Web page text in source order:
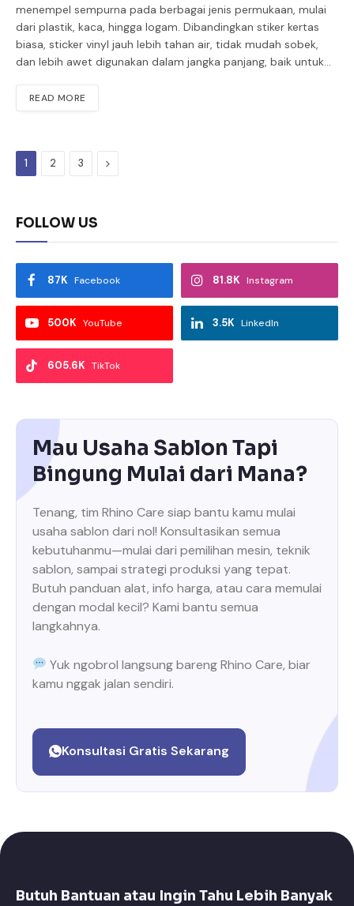
menempel sempurna pada berbagai jenis permukaan, mulai
dari plastik, kaca, hingga logam. Dibandingkan stiker kertas
biasa, sticker vinyl jauh lebih tahan air, tidak mudah sobek,
dan lebih awet digunakan dalam jangka panjang, baik untuk…
READ MORE
1 2 3 Next
FOLLOW US
Facebook
87K Instagram
81.8K
YouTube
500K LinkedIn
3.5K
TikTok
605.6K
Mau Usaha Sablon Tapi
Bingung Mulai dari Mana?
Tenang, tim Rhino Care siap bantu kamu mulai
usaha sablon dari nol! Konsultasikan semua
kebutuhanmu—mulai dari pemilihan mesin, teknik
sablon, sampai strategi produksi yang tepat.
Butuh panduan alat, info harga, atau cara memulai
dengan modal kecil? Kami bantu semua
langkahnya.
Yuk ngobrol langsung bareng Rhino Care, biar
kamu nggak jalan sendiri.
Konsultasi Gratis Sekarang
Butuh Bantuan atau Ingin Tahu Lebih Banyak